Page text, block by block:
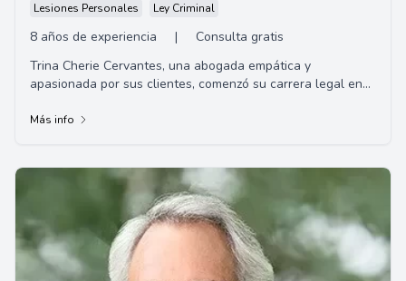
Lesiones Personales Ley Criminal
8 años de experiencia |
Consulta gratis
Trina Cherie Cervantes, una abogada empática y
apasionada por sus clientes, comenzó su carrera legal en
Más info